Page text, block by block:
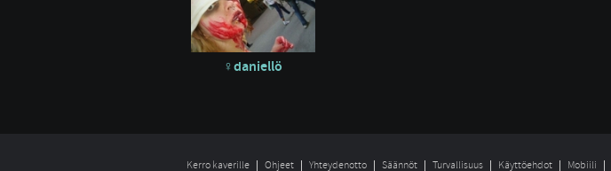
daniellö
Kerro kaverille Ohjeet Yhteydenotto Säännöt Turvallisuus Käyttöehdot Mobiili